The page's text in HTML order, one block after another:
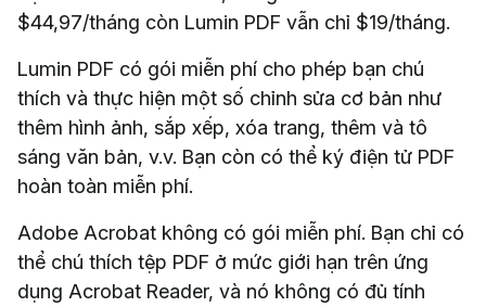
$44,97/tháng còn Lumin PDF vẫn chỉ $19/tháng.
Lumin PDF có gói miễn phí cho phép bạn chú
thích và thực hiện một số chỉnh sửa cơ bản như
thêm hình ảnh, sắp xếp, xóa trang, thêm và tô
sáng văn bản, v.v. Bạn còn có thể ký điện tử PDF
hoàn toàn miễn phí.
Adobe Acrobat không có gói miễn phí. Bạn chỉ có
thể chú thích tệp PDF ở mức giới hạn trên ứng
dụng Acrobat Reader, và nó không có đủ tính